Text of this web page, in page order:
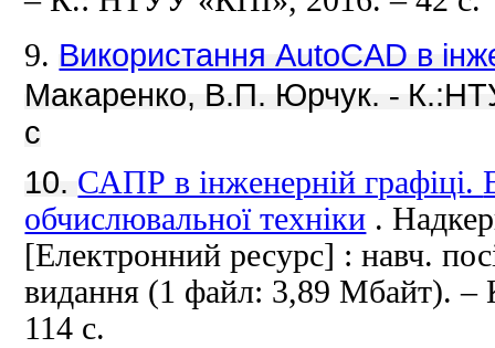
9. Використання AutoCAD в
Макаренко, В.П. Юрчук. -
с
10. САПР в інженерній графіці.
обчислювальної техніки .
[Електронний ресурс] : навч.
видання (1 файл: 3,89 Мбайт).–
114 с.